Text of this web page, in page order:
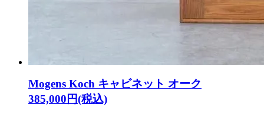
Mogens Koch キャビネット オーク
385,000円(税込)